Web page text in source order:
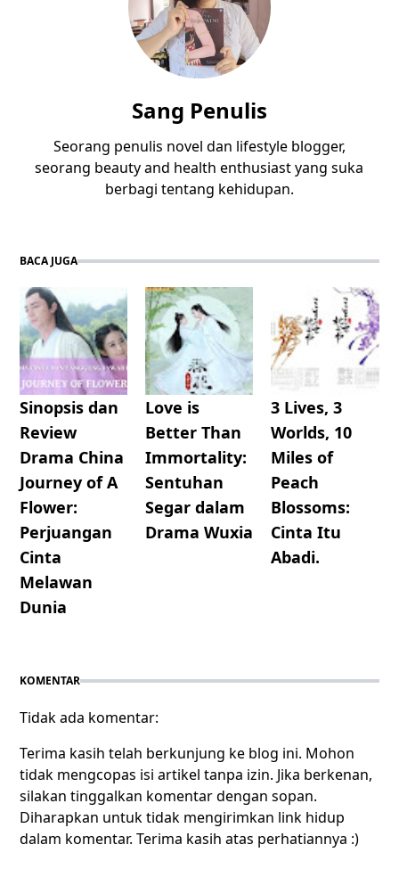
Sang Penulis
Seorang penulis novel dan lifestyle blogger,
seorang beauty and health enthusiast yang suka
berbagi tentang kehidupan.
BACA JUGA
Sinopsis dan
Review
Drama China
Journey of A
Flower:
Perjuangan
Cinta
Melawan
Dunia
Love is
Better Than
Immortality:
Sentuhan
Segar dalam
Drama Wuxia
3 Lives, 3
Worlds, 10
Miles of
Peach
Blossoms:
Cinta Itu
Abadi.
KOMENTAR
Tidak ada komentar:
Terima kasih telah berkunjung ke blog ini. Mohon
tidak mengcopas isi artikel tanpa izin. Jika berkenan,
silakan tinggalkan komentar dengan sopan.
Diharapkan untuk tidak mengirimkan link hidup
dalam komentar. Terima kasih atas perhatiannya :)